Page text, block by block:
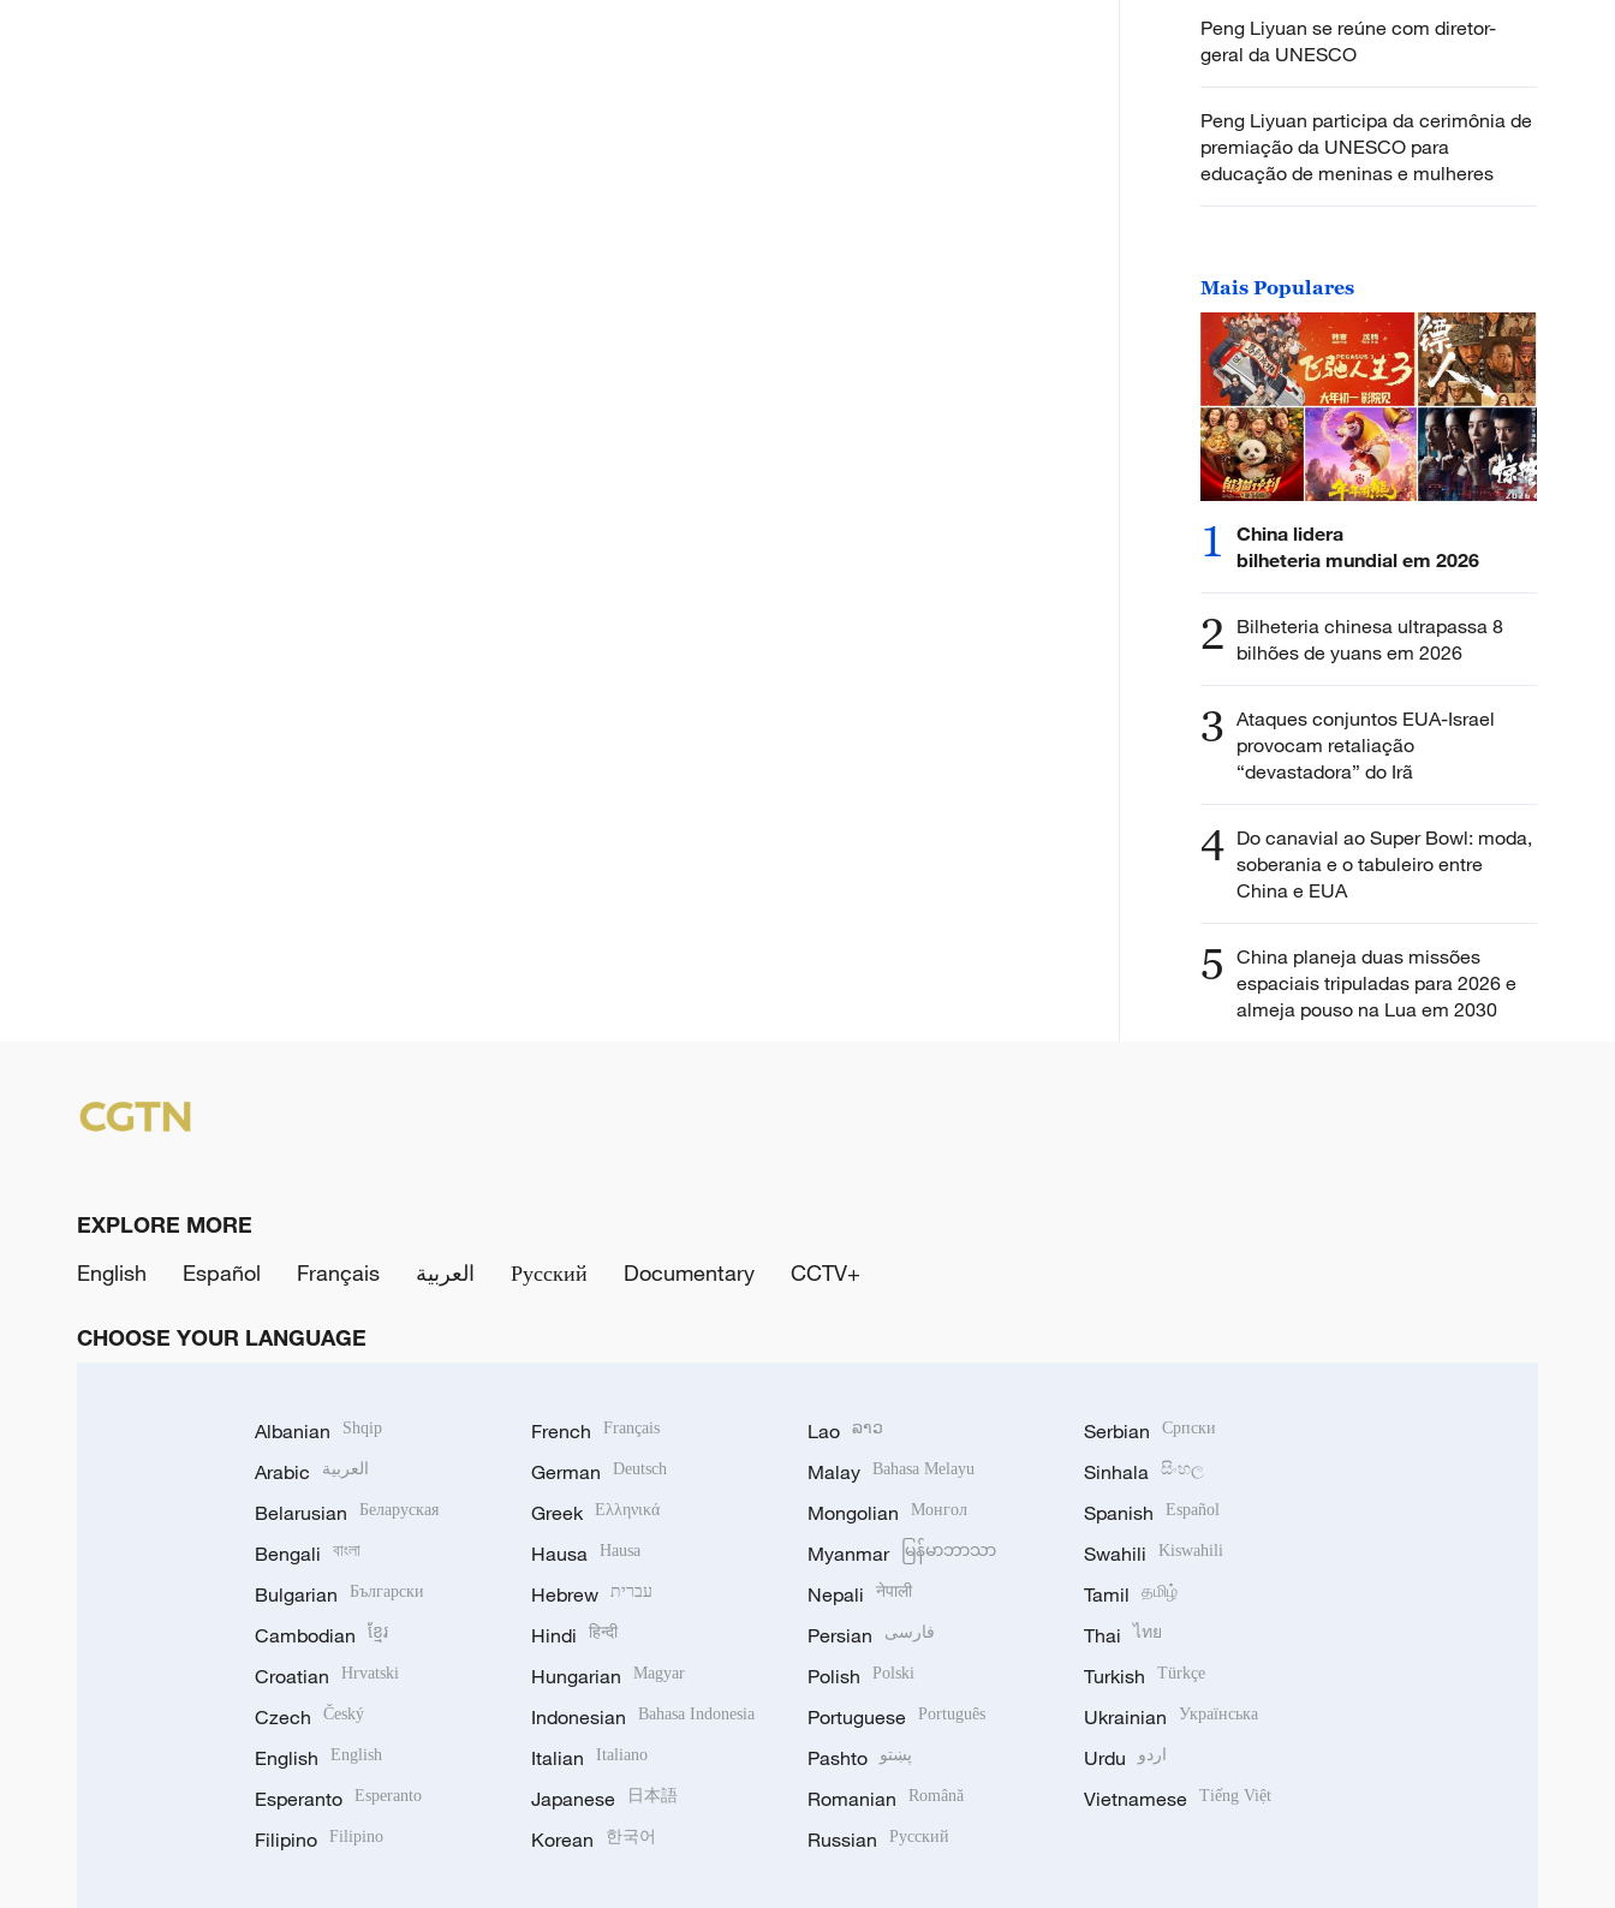
Peng Liyuan se reúne com diretor-
geral da UNESCO
Peng Liyuan participa da cerimônia de
premiação da UNESCO para
educação de meninas e mulheres
Mais Populares
1
China lidera
bilheteria mundial em 2026
2 Bilheteria chinesa ultrapassa 8
bilhões de yuans em 2026
3 Ataques conjuntos EUA-Israel
provocam retaliação
“devastadora” do Irã
4 Do canavial ao Super Bowl: moda,
soberania e o tabuleiro entre
China e EUA
5 China planeja duas missões
espaciais tripuladas para 2026 e
almeja pouso na Lua em 2030
EXPLORE MORE
English
Español Français العربية Русский Documentary CCTV+
CHOOSE YOUR LANGUAGE
Albanian Shqip
Arabic العربية
Belarusian Беларуская
Bengali বাংলা
Bulgarian Български
Cambodian ខ្មែរ
Croatian Hrvatski
Czech Český
English English
Esperanto Esperanto
Filipino Filipino
French Français
German Deutsch
Greek Ελληνικά
Hausa Hausa
Hebrew עברית
Hindi हिन्दी
Hungarian Magyar
Indonesian Bahasa Indonesia
Italian Italiano
Japanese 日本語
Korean 한국어
Lao ລາວ
Malay Bahasa Melayu
Mongolian Монгол
Myanmar မြန်မာဘာသာ
Nepali नेपाली
Persian فارسی
Polish Polski
Portuguese Português
Pashto پښتو
Romanian Română
Russian Русский
Serbian Српски
Sinhala සිංහල
Spanish Español
Swahili Kiswahili
Tamil தமிழ்
Thai ไทย
Turkish Türkçe
Ukrainian Українська
Urdu اردو
Vietnamese Tiếng Việt